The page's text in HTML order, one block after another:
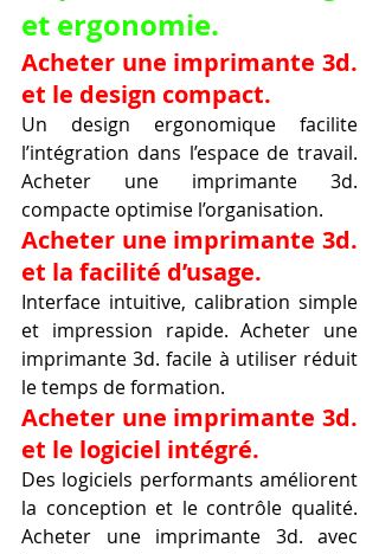
et ergonomie.
Acheter une imprimante 3d.
et le design compact.
Un design ergonomique facilite
l’intégration dans l’espace de travail.
Acheter une imprimante 3d.
compacte optimise l’organisation.
Acheter une imprimante 3d.
et la facilité d’usage.
Interface intuitive, calibration simple
et impression rapide. Acheter une
imprimante 3d. facile à utiliser réduit
le temps de formation.
Acheter une imprimante 3d.
et le logiciel intégré.
Des logiciels performants améliorent
la conception et le contrôle qualité.
Acheter une imprimante 3d. avec